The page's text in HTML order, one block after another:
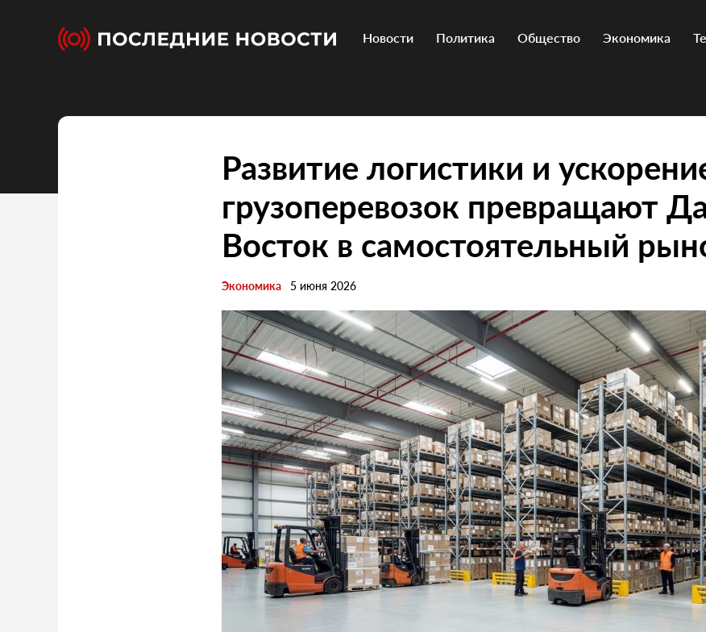
Новости Политика Общество Экономика
Развитие логистики и
грузоперевозок превращают
Восток в самостоятельный
Экономика 5 июня 2026